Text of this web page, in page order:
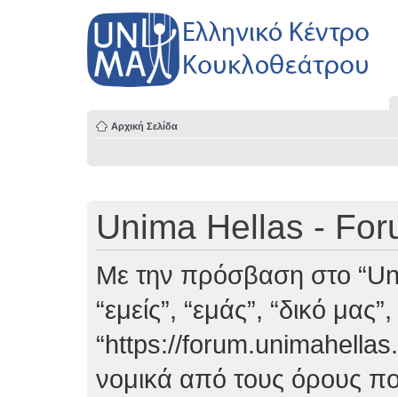
Αρχική Σελίδα
Unima Hellas -
Με την πρόσβαση στο
“εμείς”, “εμάς”, “δικό
“https://
νομικά από τους όρους